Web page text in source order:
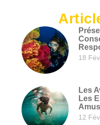
18
Les
Les
12